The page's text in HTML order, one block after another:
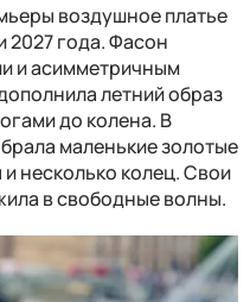
воздушное платье
2027 года. Фасон
и асимметричным
летний образ
до колена. В
маленькие золотые
несколько колец. Свои
в свободные волны.